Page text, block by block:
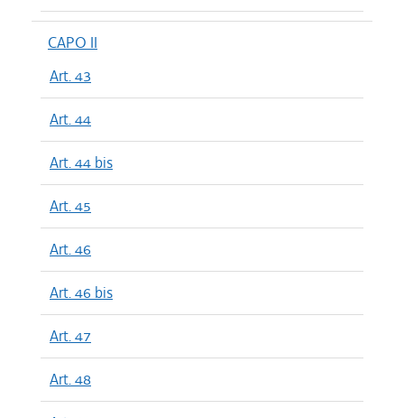
CAPO II
Art. 43
Art. 44
Art. 44 bis
Art. 45
Art. 46
Art. 46 bis
Art. 47
Art. 48